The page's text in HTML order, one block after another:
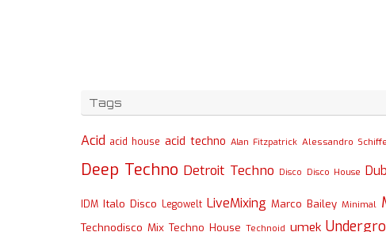
Tags
Acid acid house acid techno Alan Fitzpatrick Alessandro
Deep Techno Detroit Techno Disco Disco House
IDM Italo Disco Legowelt LiveMixing Marco Bailey Minimal
Technodisco Mix Techno House Technoid umek